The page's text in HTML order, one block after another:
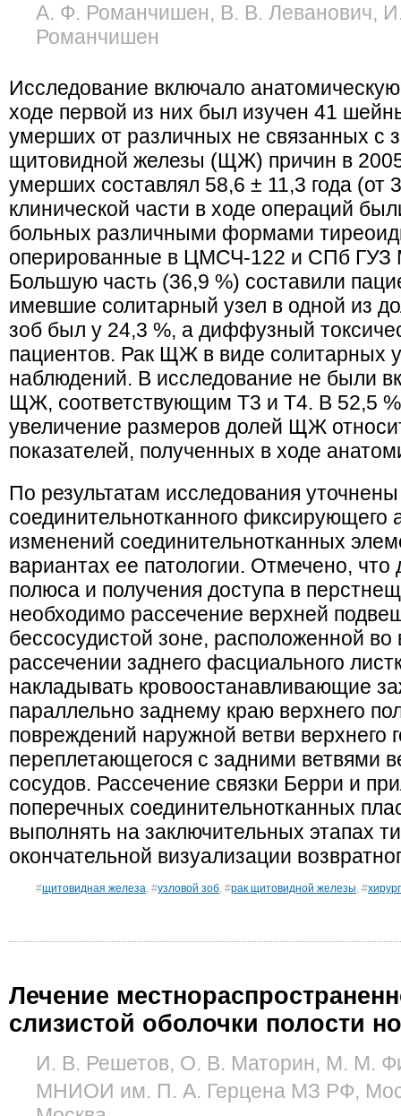
А. Ф. Романчишен, В. В. Леванович,
Романчишен
Исследование включало
ходе первой из них был изучен 41
умерших от различных не связанных с
щитовидной железы (ЩЖ) причин в
умерших составлял 58,6 ± 11,3 года (от
клинической части в ходе операций
больных различными формами
оперированные в ЦМСЧ-122 и СПб ГУЗ
Большую часть (36,9 %) составили
имевшие солитарный узел в одной из
зоб был у 24,3 %, а диффузный
пациентов. Рак ЩЖ в виде солитарных
наблюдений. В исследование не были
ЩЖ, соответствующим Т3 и Т4. В 52,5
увеличение размеров долей ЩЖ
показателей, полученных в ходе
По результатам исследования
соединительнотканного
изменений соединительнотканных
вариантах ее патологии. Отмечено,
полюса и получения доступа в
необходимо рассечение верхней
бессосудистой зоне, расположенной
рассечении заднего фасциального
накладывать кровоостанавливающие
параллельно заднему краю верхнего
повреждений наружной ветви верхнего
переплетающегося с задними ветвями
сосудов. Рассечение связки Берри и
поперечных соединительнотканных
выполнять на заключительных этапах
окончательной визуализации
#щитовидная железа, #узловой зоб, #рак щитовидной железы, #
Лечение
слизистой оболочки полости
И. В. Решетов, О. В. Маторин, М. М.
МНИОИ им. П. А. Герцена МЗ РФ,